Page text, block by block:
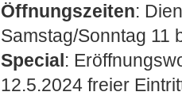
Öffnungszeiten:
Samstag/Sonntag 11
Special:
12.5.2024 freier